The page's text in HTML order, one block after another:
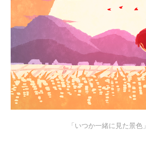
「いつか一緒に見た景色」